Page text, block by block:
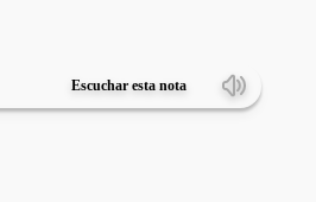
Escuchar esta nota